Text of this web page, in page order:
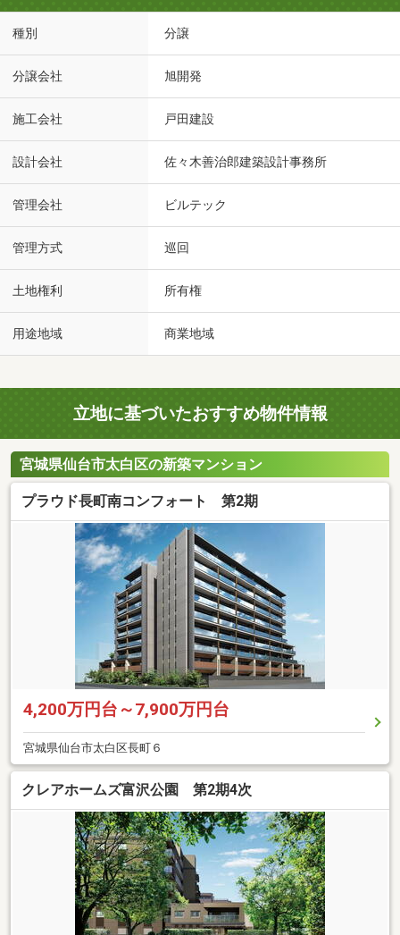
種別 分譲
分譲会社 旭開発
施工会社 戸田建設
設計会社 佐々木善治郎建築設計事務所
管理会社 ビルテック
管理方式 巡回
土地権利 所有権
用途地域 商業地域
立地に基づいたおすすめ物件情報
宮城県仙台市太白区の新築マンション
プラウド長町南コンフォート 第2期
4,200万円台～7,900万円台
宮城県仙台市太白区長町６
クレアホームズ富沢公園 第2期4次